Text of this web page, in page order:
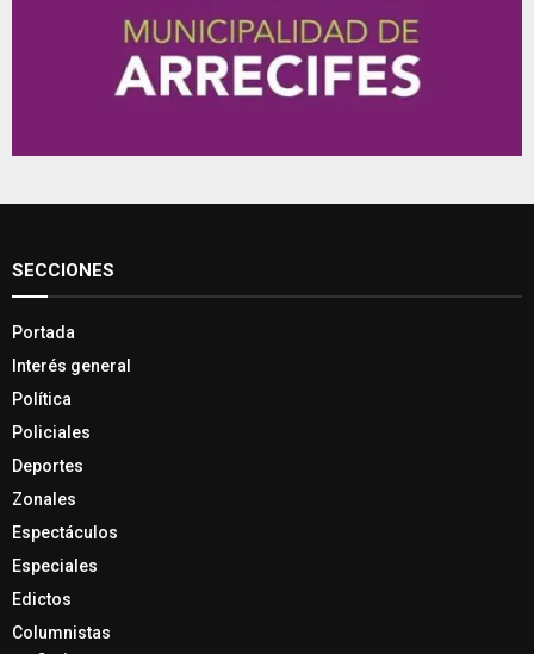
SECCIONES
Portada
Interés general
Política
Policiales
Deportes
Zonales
Espectáculos
Especiales
Edictos
Columnistas